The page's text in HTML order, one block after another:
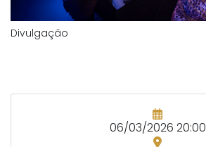
Divulgação
06/03/2026 20:00